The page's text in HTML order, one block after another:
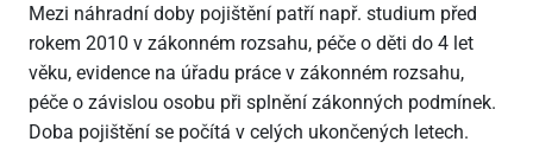
Mezi náhradní doby pojištění patří např. studium před
rokem 2010 v zákonném rozsahu, péče o děti do 4 let
věku, evidence na úřadu práce v zákonném rozsahu,
péče o závislou osobu při splnění zákonných podmínek.
Doba pojištění se počítá v celých ukončených letech.